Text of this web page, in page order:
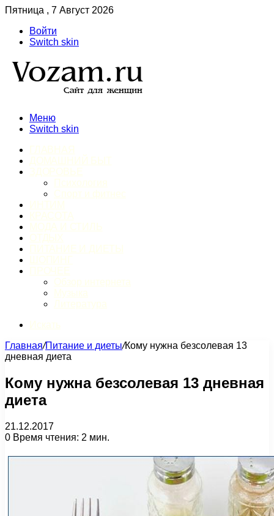
Пятница , 7 Август 2026
Войти
Switch skin
Меню
Switch skin
Главная/Питание и диеты/Кому нужна безсолевая 13
дневная диета
Кому нужна безсолевая 13 дневная
диета
21.12.2017
0 Время чтения: 2 мин.